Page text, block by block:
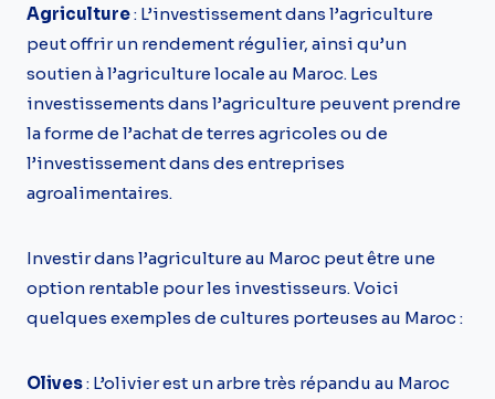
Agriculture: L’investissement dans l’agriculture
peut offrir un rendement régulier, ainsi qu’un
soutien à l’agriculture locale au Maroc. Les
investissements dans l’agriculture peuvent prendre
la forme de l’achat de terres agricoles ou de
l’investissement dans des entreprises
agroalimentaires.
Investir dans l’agriculture au Maroc peut être une
option rentable pour les investisseurs. Voici
quelques exemples de cultures porteuses au Maroc :
Olives: L’olivier est un arbre très répandu au Maroc